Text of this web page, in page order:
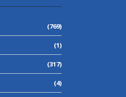
(769)
(1)
(317)
(4)